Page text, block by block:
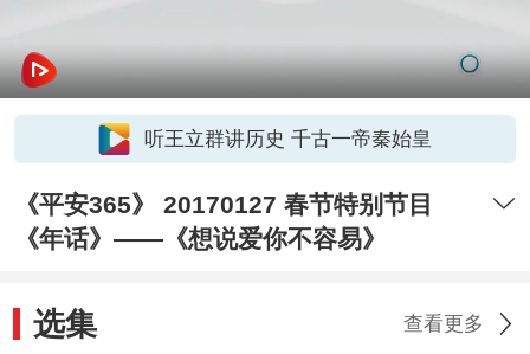
听王立群讲历史 千古一帝秦始皇
《平安365》 20170127 春节特别节目
《年话》——《想说爱你不容易》
选集 查看更多